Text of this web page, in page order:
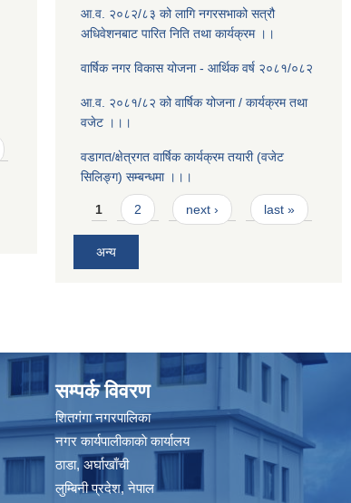
आ.व. २०८२/८३ को लागि नगरसभाको सत्रौ
अधिवेशनबाट पारित निति तथा कार्यक्रम ।।
वार्षिक नगर विकास योजना - आर्थिक वर्ष २०८१/०८२
आ.व. २०८१/८२ को वार्षिक योजना / कार्यक्रम तथा
वजेट ।।।
वडागत/क्षेत्रगत वार्षिक कार्यक्रम तयारी (वजेट
सिलिङ्ग) सम्बन्धमा ।।।
Pages
1 2 next › last »
अन्य
सम्पर्क विवरण
शितगंगा नगरपालिका
नगर कार्यपालीकाकाे कार्यालय
ठाडा, अर्घाखाँची
लुम्बिनी प्रदेश, नेपाल